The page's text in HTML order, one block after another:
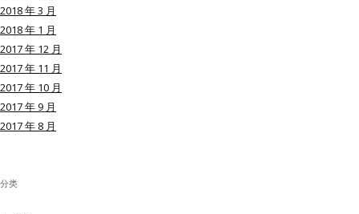
记住我的登录状态
2018 年 3 月
2018 年 1 月
2017 年 12 月
2017 年 11 月
2017 年 10 月
2017 年 9 月
2017 年 8 月
分类